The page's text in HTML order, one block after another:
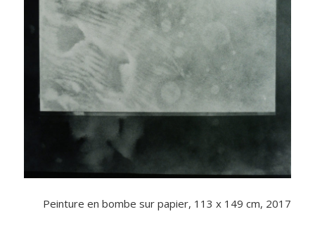
Peinture en bombe sur papier, 113 x 149 cm, 2017